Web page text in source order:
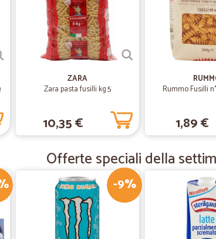
Non ho dato 5
perfetto
CONSEGNA
CONSEGNA
Azienda
Azienda seria
Veloce e
ZARA
Zara pasta fusilli kg.5
10,35 €
Rummo Fusilli
1,89 €
Offerte speciali della
-9%